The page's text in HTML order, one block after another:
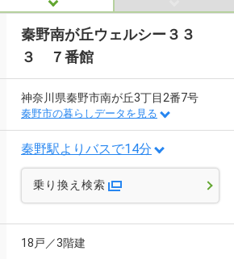
秦野南が丘ウェルシー３３
３ ７番館
神奈川県秦野市南が丘3丁目2番7号
秦野市の暮らしデータを見る
秦野駅よりバスで14分
乗り換え検索
18戸／3階建